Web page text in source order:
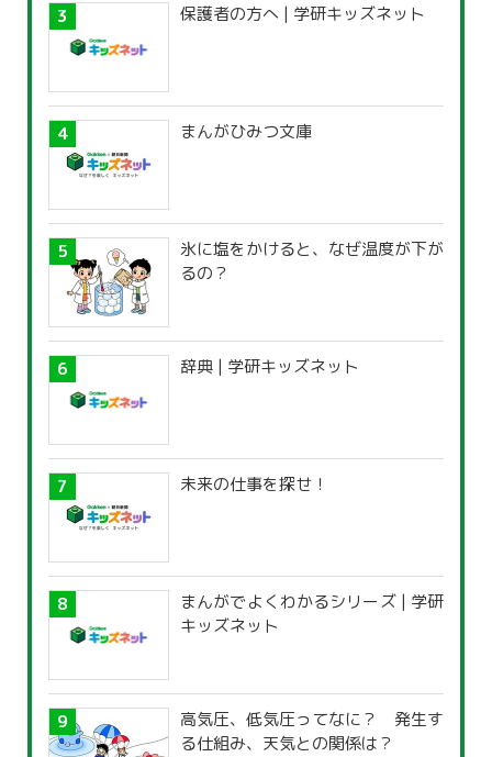
保護者の方へ | 学研キッズネット
まんがひみつ文庫
氷に塩をかけると、なぜ温度が下が
るの？
辞典 | 学研キッズネット
未来の仕事を探せ！
まんがでよくわかるシリーズ | 学研
キッズネット
高気圧、低気圧ってなに？ 発生す
る仕組み、天気との関係は？